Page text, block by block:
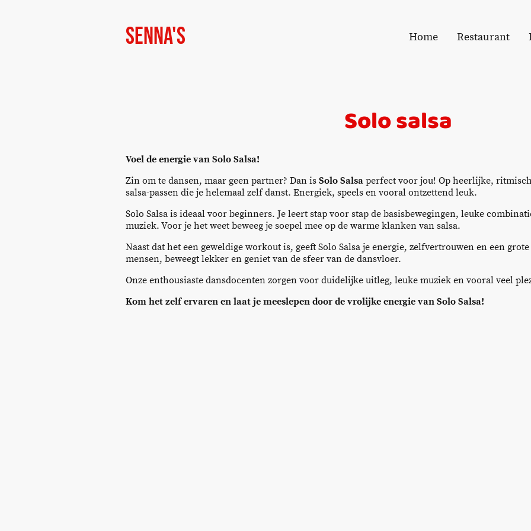
Senna's Home Restaurant
Solo salsa
Voel de energie van Solo Salsa!
Zin om te dansen, maar geen partner? Dan is Solo Salsa perfect voor jou! Op heerlijke,
salsa-passen die je helemaal zelf danst. Energiek, speels en vooral ontzettend leuk.
Solo Salsa is ideaal voor beginners. Je leert stap voor stap de basisbewegingen, leuke
muziek. Voor je het weet beweeg je soepel mee op de warme klanken van salsa.
Naast dat het een geweldige workout is, geeft Solo Salsa je energie, zelfvertrouwen en een
mensen, beweegt lekker en geniet van de sfeer van de dansvloer.
Onze enthousiaste dansdocenten zorgen voor duidelijke uitleg, leuke muziek en vooral veel
Kom het zelf ervaren en laat je meeslepen door de vrolijke energie van Solo Salsa!